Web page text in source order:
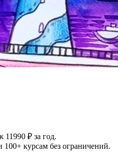
₽ за год.
курсам без ограничений.